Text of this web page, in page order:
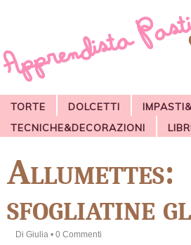
TORTE DOLCETTI
TECNICHE&DECORAZIONI
Allumettes:
sfogliatine
Di Giulia • 0 Commenti